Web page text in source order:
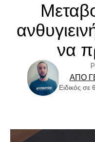
να
ΑΠΌ
Ειδικός